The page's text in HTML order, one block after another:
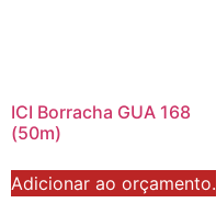
ICI Borracha GUA 168
(50m)
Adicionar ao orçamento.